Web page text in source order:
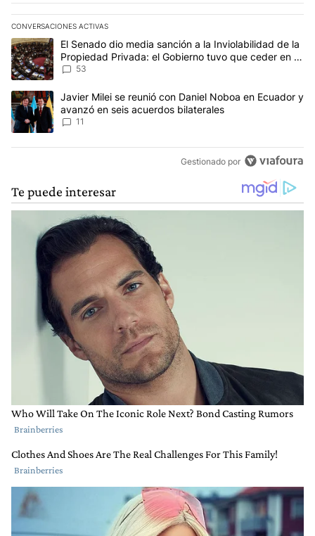
CONVERSACIONES ACTIVAS
Este listado muestra los artículos con más comentarios en los
Un artículo de tendencia con el título "El Senado dio media
El Senado dio media sanción a la Inviolabilidad de la
Propiedad Privada: el Gobierno tuvo que ceder en la
Ley del Manejo del Fuego
53
Un artículo de tendencia con el título "Javier Milei se reunió con
Javier Milei se reunió con Daniel Noboa en Ecuador y
avanzó en seis acuerdos bilaterales
11
Gestionado por